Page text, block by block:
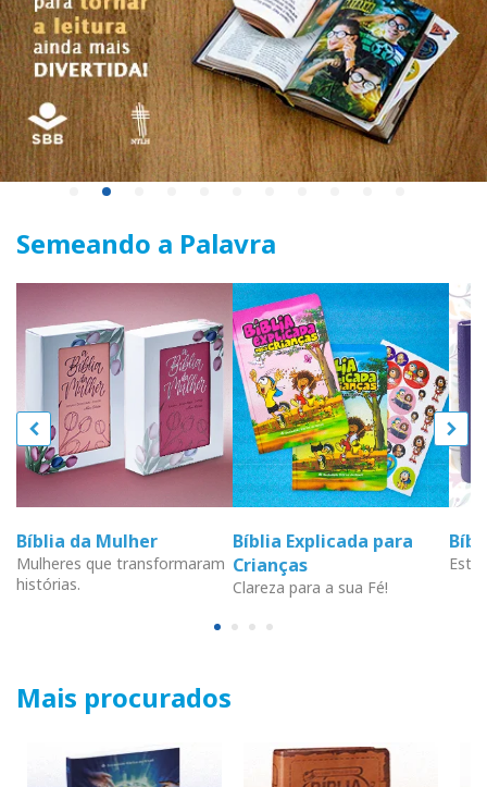
Semeando a Palavra
Bíblia da Mulher
Mulheres que transformaram
histórias.
Bíblia Explicada para
Crianças
Clareza para a sua Fé!
Mais procurados